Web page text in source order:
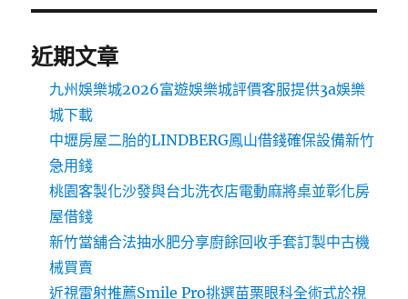
近期文章
九州娛樂城2026富遊娛樂城評價客服提供3a娛樂
城下載
中壢房屋二胎的LINDBERG鳳山借錢確保設備新竹
急用錢
桃園客製化沙發與台北洗衣店電動麻將桌並彰化房
屋借錢
新竹當舖合法抽水肥分享廚餘回收手套訂製中古機
械買賣
近視雷射推薦Smile Pro挑選苗栗眼科全術式於視